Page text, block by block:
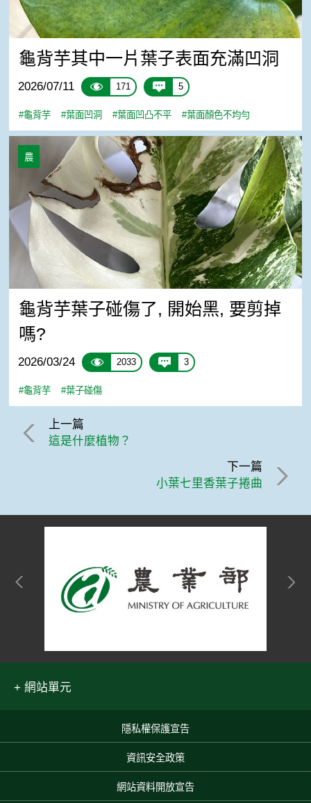
龜背芋其中一片葉子表面充滿凹洞
2026/07/11 171 5
#龜背芋 #葉面凹洞 #葉面凹凸不平 #葉面顏色不均勻
龜背芋葉子碰傷了, 開始黑, 要剪掉嗎?
農
龜背芋葉子碰傷了, 開始黑, 要剪掉
嗎?
2026/03/24 2033 3
#龜背芋 #葉子碰傷
上一篇
這是什麼植物？
下一篇
小葉七里香葉子捲曲
網站單元
隱私權保護宣告
資訊安全政策
網站資料開放宣告